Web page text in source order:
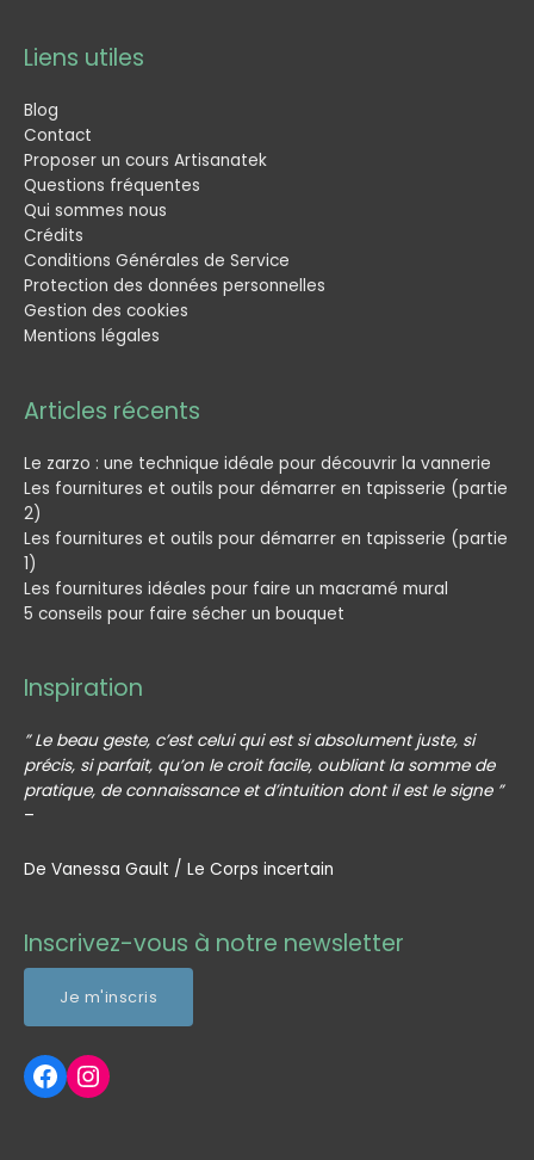
Liens utiles
Blog
Contact
Proposer un cours Artisanatek
Questions fréquentes
Qui sommes nous
Crédits
Conditions Générales de Service
Protection des données personnelles
Gestion des cookies
Mentions légales
Articles récents
Le zarzo : une technique idéale pour découvrir la vannerie
Les fournitures et outils pour démarrer en tapisserie (partie
2)
Les fournitures et outils pour démarrer en tapisserie (partie
1)
Les fournitures idéales pour faire un macramé mural
5 conseils pour faire sécher un bouquet
Inspiration
” Le beau geste, c’est celui qui est si absolument juste, si
précis, si parfait, qu’on le croit facile, oubliant la somme de
pratique, de connaissance et d’intuition dont il est le signe ”
–
De Vanessa Gault / Le Corps incertain
Inscrivez-vous à notre newsletter
Je m'inscris
Profil Facebook Artisanatek
Profil Instagram Artisanatek